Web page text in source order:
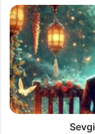
Sevgiliye
Okunacak
Masallar